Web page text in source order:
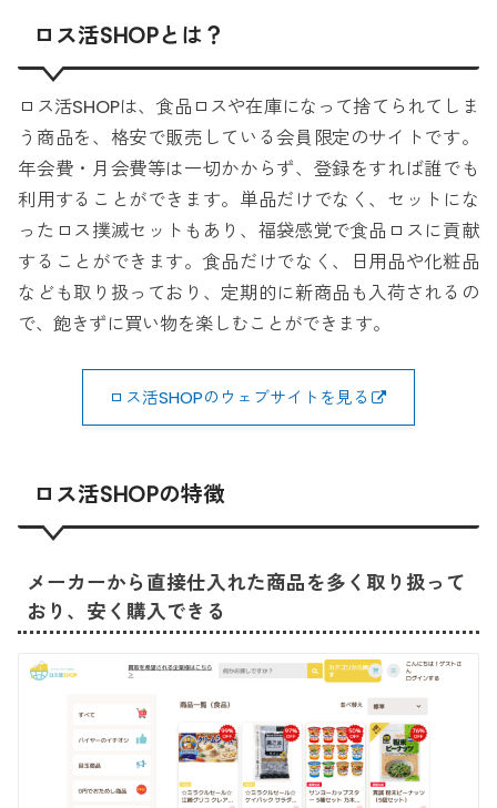
ロス活SHOPとは？
ロス活SHOPは、食品ロスや在庫になって捨てられてしま
う商品を、格安で販売している会員限定のサイトです。
年会費・月会費等は一切かからず、登録をすれば誰でも
利用することができます。単品だけでなく、セットにな
ったロス撲滅セットもあり、福袋感覚で食品ロスに貢献
することができます。食品だけでなく、日用品や化粧品
なども取り扱っており、定期的に新商品も入荷されるの
で、飽きずに買い物を楽しむことができます。
ロス活SHOPのウェブサイトを見る
ロス活SHOPの特徴
メーカーから直接仕入れた商品を多く取り扱って
おり、安く購入できる